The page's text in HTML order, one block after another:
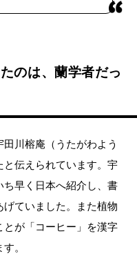
のは、蘭学者だっ
川榕庵（うたがわよう
と伝えられています。宇
ち早く日本へ紹介し、書
ていました。また植物
とが「コーヒー」を漢字
。